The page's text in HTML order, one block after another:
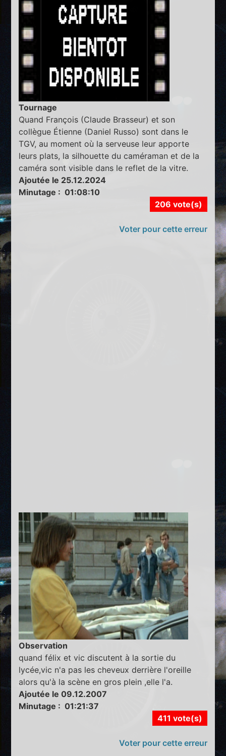
Tournage
Quand François (Claude Brasseur) et son
collègue Étienne (Daniel Russo) sont dans le
TGV, au moment où la serveuse leur apporte
leurs plats, la silhouette du caméraman et de la
caméra sont visible dans le reflet de la vitre.
Ajoutée le 25.12.2024
Minutage : 01:08:10
206 vote(s)
Voter pour cette erreur
Observation
quand félix et vic discutent à la sortie du
lycée,vic n'a pas les cheveux derrière l'oreille
alors qu'à la scène en gros plein ,elle l'a.
Ajoutée le 09.12.2007
Minutage : 01:21:37
411 vote(s)
Voter pour cette erreur